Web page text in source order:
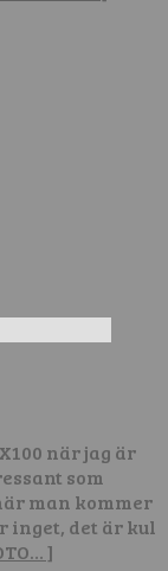
när jag är
som
man kommer
inget, det är kul
]